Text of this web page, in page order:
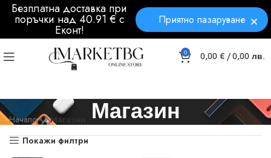
Безплатна доставка при
поръчки над 40.91 € с
Еконт!
Приятно пазаруване
0 0,00 € / 0,00 лв.
Магазин
Начало
Магазин
Покажи филтри